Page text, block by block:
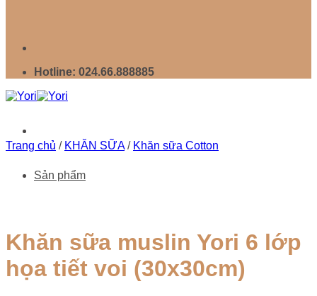
Hotline: 024.66.888885
Sản phẩm
Trang chủ / KHĂN SỮA / Khăn sữa Cotton
Khăn sữa muslin Yori 6 lớp
họa tiết voi (30x30cm)